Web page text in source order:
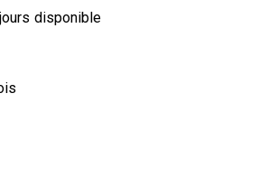
disponible